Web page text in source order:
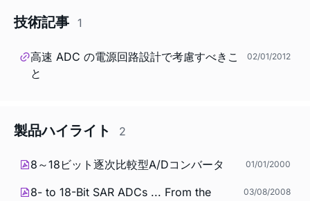
技術記事 1
高速 ADC の電源回路設計で考慮すべきこ
と
02/01/2012
製品ハイライト 2
8～18ビット逐次比較型A/Dコンバータ 01/01/2000
8- to 18-Bit SAR ADCs ... From the
03/08/2008